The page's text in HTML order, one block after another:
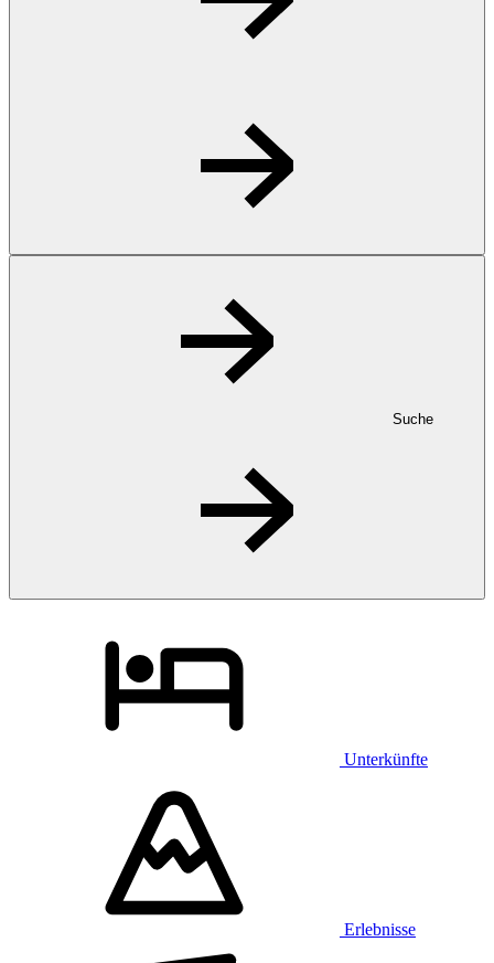
Suche
Unterkünfte
Erlebnisse